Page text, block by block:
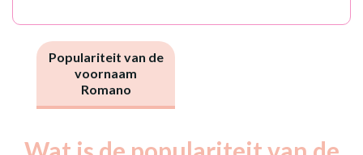
Populariteit van de
voornaam
Romano
Nouveaux-